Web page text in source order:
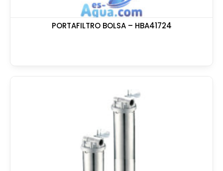
PORTAFILTRO BOLSA – HBA41724